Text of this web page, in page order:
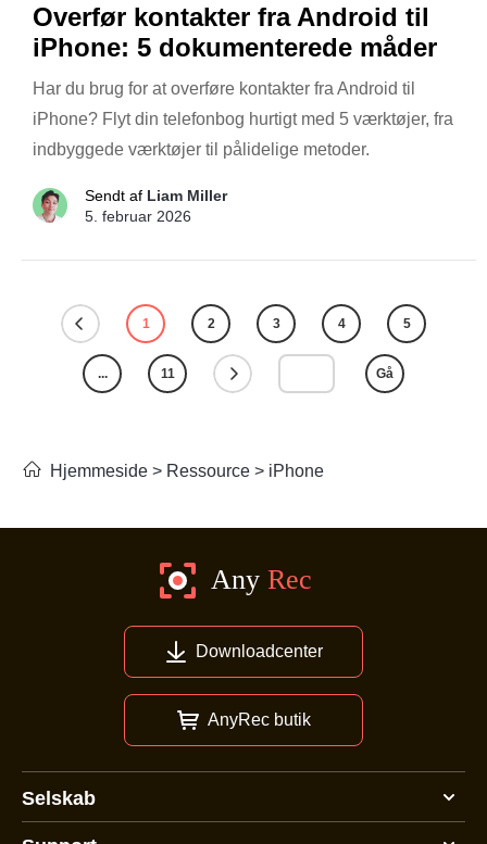
Overfør kontakter fra Android til
iPhone: 5 dokumenterede måder
Har du brug for at overføre kontakter fra Android til
iPhone? Flyt din telefonbog hurtigt med 5 værktøjer, fra
indbyggede værktøjer til pålidelige metoder.
Sendt af Liam Miller
5. februar 2026
1 2 3 4 5
... 11 Gå
Hjemmeside > Ressource > iPhone
Downloadcenter
AnyRec butik
Selskab